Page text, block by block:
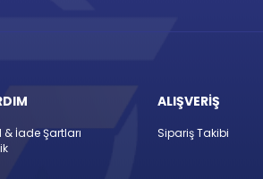
& İade Şartları
ALIŞVERİŞ
Sipariş Takibi